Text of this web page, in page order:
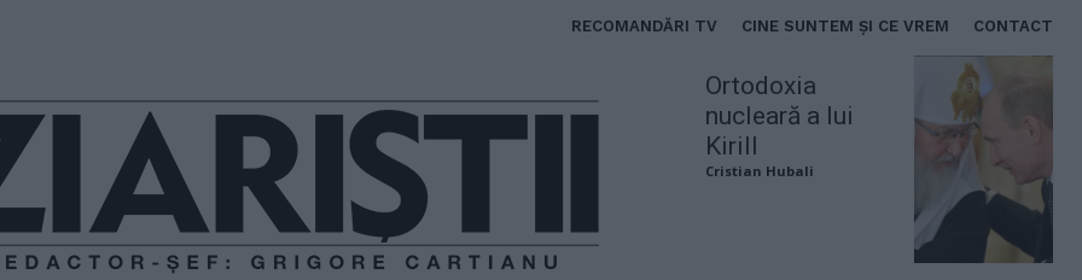
RECOMANDĂRI TV CINE SUNTEM ȘI CE VREM CONTACT
Ortodoxia
nucleară a lui
Kirill
Cristian Hubali